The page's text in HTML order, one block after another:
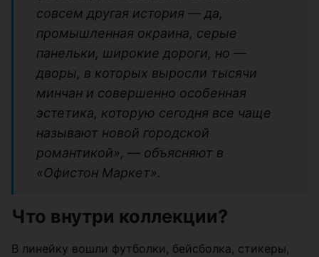
совсем другая история — да,
промышленная окраина, серые
панельки, широкие дороги, но —
дворы, в которых выросли тысячи
минчан и совершенно особенная
эстетика, которую сегодня все чаще
называют новой городской
романтикой», — объясняют в
«Офистон Маркет».
Что внутри коллекции?
В линейку вошли футболки, бейсболка, стикеры,